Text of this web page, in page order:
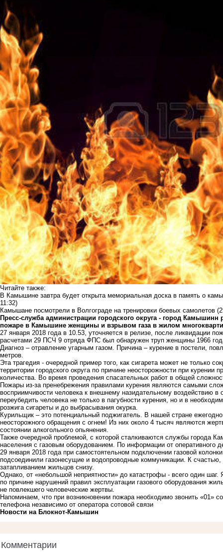
Читайте также:
В Камышине завтра будет открыта мемориальная доска в память о
11:32)
Камышане посмотрели в Волгограде на тренировки боевых самолетов
Пресс-служба администрации городского округа - город Камышинн
пожаре в Камышине женщины и взрывом газа в жилом
27 января 2018 года в 10.53, уточняется в релизе, после ликвидации
расчетами 29 ПСЧ 9 отряда ФПС был обнаружен труп женщины 1966
Диагноз – отравление угарным газом. Причина – курение в постели,
метров.
Эта трагедия - очередной пример того, как сигарета может не только
территории городского округа по причине неосторожности при
количества. Во время проведения спасательных работ в общей
Пожары из-за пренебрежения правилами курения являются самыми
восприимчивости человека к внешнему назидательному воздействию
переубедить человека не только в пагубности курения, но и в
розжига сигареты и до выбрасывания окурка.
Курильщик – это потенциальный поджигатель. В нашей стране
неосторожного обращения с огнем! Из них около 4 тысяч являются
состоянии алкогольного опьянения.
Также очередной проблемой, с которой сталкиваются службы города
населения с газовым оборудованием. По информации от оперативного
29 января 2018 года при самостоятельном подключении газовой
подсоединили газонесущие и водопроводные коммуникации. К
затапливанием жильцов снизу.
Однако, от «небольшой неприятности» до катастрофы - всего один
по причине нарушений правил эксплуатации газового оборудования
не повлекшего человеческие жертвы.
Напоминаем, что при возникновении пожара необходимо звонить «01»
телефона независимо от оператора сотовой связи
Новости на Блoкнoт-Камышин
Комментарии